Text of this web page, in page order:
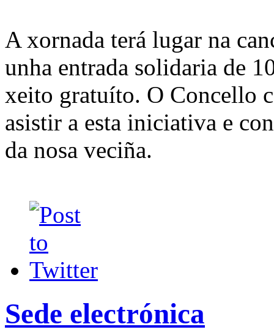
A xornada terá lugar na
unha entrada solidaria de
xeito gratuíto. O Concello
asistir a esta iniciativa e
da nosa veciña.
Sede electrónica